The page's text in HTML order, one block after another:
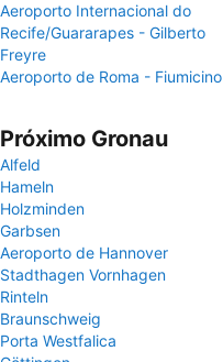
Aeroporto Internacional do
Recife/Guararapes - Gilberto
Freyre
Aeroporto de Roma - Fiumicino
Próximo Gronau
Alfeld
Hameln
Holzminden
Garbsen
Aeroporto de Hannover
Stadthagen Vornhagen
Rinteln
Braunschweig
Porta Westfalica